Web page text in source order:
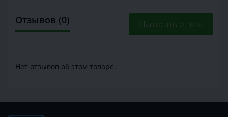
Отзывов (0) Написать отзыв
Нет отзывов об этом товаре.